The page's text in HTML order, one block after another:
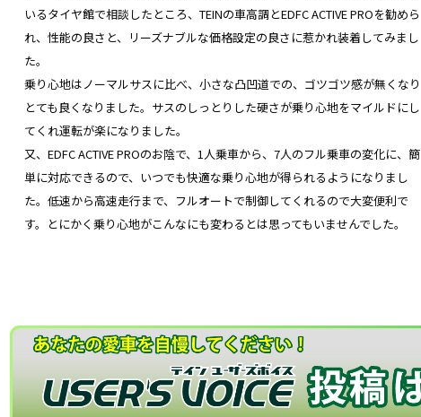
いるタイヤ館で相談したところ、TEINの車高調とEDFC ACTIVE PROを勧めら
れ、性能の良さと、リーズナブルな価格設定の良さに惹かれ装着してみまし
た。
乗り心地はノーマルサスに比べ、小さな凸凹道での、ゴツゴツ感が無くなり
とても良くなりました。サスのしっとりした硬さが乗り心地をマイルドにし
てくれ運転が楽になりました。
又、EDFC ACTIVE PROのお陰で、1人乗車から、7人のフル乗車の変化に、簡
単に対応できるので、いつでも快適な乗り心地が得られるようになりまし
た。低速から高速走行まで、フルオートで制御してくれるので大変便利で
す。とにかく乗り心地がこんなにも変わるとは思ってもいませんでした。